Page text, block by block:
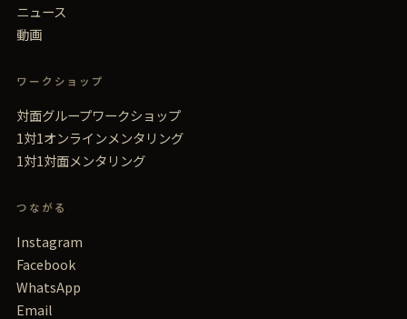
ニュース
動画
ワークショップ
対面グループワークショップ
1対1オンラインメンタリング
1対1対面メンタリング
つながる
Instagram
Facebook
WhatsApp
Email